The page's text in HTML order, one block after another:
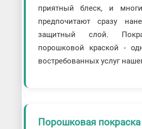
приятный блеск, и
предпочитают сразу
защитный слой.
порошковой краской -
востребованных услуг
Порошковая покраска